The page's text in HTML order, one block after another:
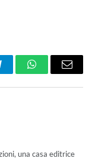
WhatsAppEmail
una casa editrice